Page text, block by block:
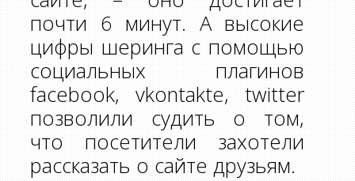
почти 6 минут. А высокие
цифры шеринга с помощью
социальных плагинов
facebook, vkontakte, twitter
позволили судить о том,
что посетители захотели
рассказать о сайте друзьям.